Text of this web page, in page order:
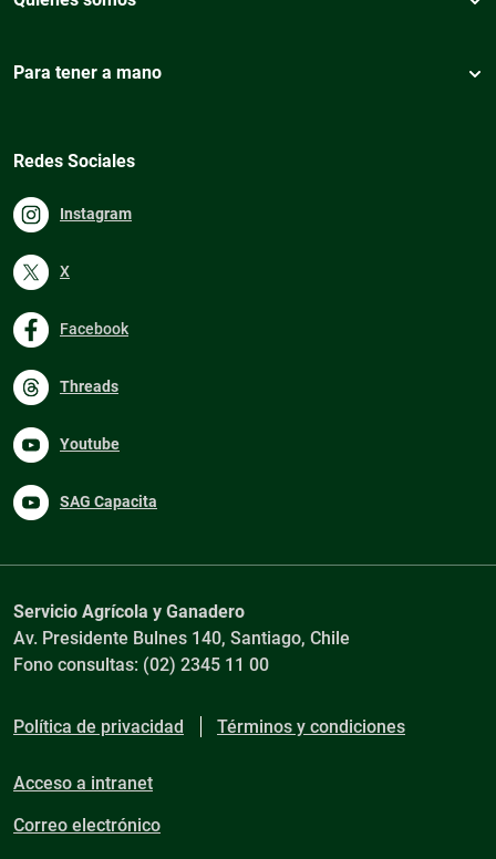
Para tener a mano
Redes Sociales
Instagram
X
Facebook
Threads
Youtube
SAG Capacita
Servicio Agrícola y Ganadero
Av. Presidente Bulnes 140, Santiago, Chile
Fono consultas: (02) 2345 11 00
Política de privacidad Términos y condiciones
Acceso a intranet
Correo electrónico